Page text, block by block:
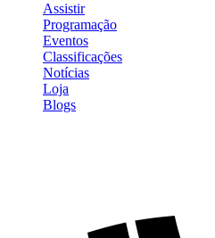
Assistir
Programação
Eventos
Classificações
Notícias
Loja
Blogs